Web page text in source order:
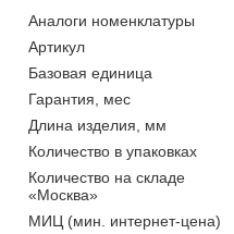
Аналоги номенклатуры
Артикул
Базовая единица
Гарантия, мес
Длина изделия, мм
Количество в упаковках
Количество на складе
«Москва»
МИЦ (мин. интернет-цена)